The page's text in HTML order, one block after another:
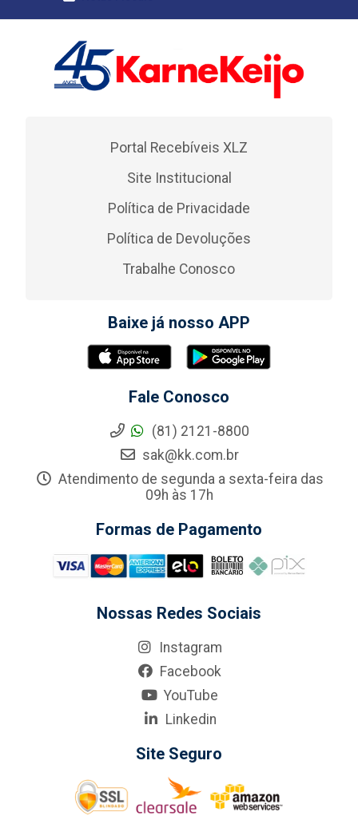
Portal Recebíveis XLZ
Site Institucional
Política de Privacidade
Política de Devoluções
Trabalhe Conosco
Baixe já nosso APP
Fale Conosco
(81) 2121-8800
sak@kk.com.br
Atendimento de segunda a sexta-feira das
09h às 17h
Formas de Pagamento
Nossas Redes Sociais
Instagram
Facebook
YouTube
Linkedin
Site Seguro